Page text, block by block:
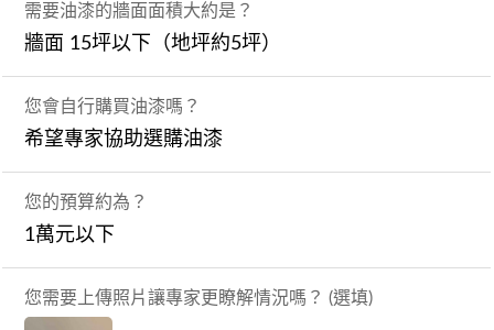
需要油漆的牆面面積大約是？
牆面 15坪以下（地坪約5坪）
您會自行購買油漆嗎？
希望專家協助選購油漆
您的預算約為？
1萬元以下
您需要上傳照片讓專家更瞭解情況嗎？ (選填)